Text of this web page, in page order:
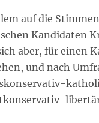
auf die
Kandidaten
aber, für einen
und nach